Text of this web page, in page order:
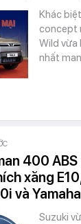
Khác
concept
Wild vừa
nhất
400
xăng
và
Suzuki